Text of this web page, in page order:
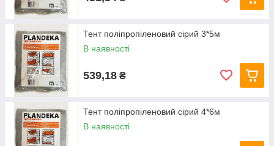
Тент поліпропіленовий сірий 3*5м
В наявності
539,18 ₴
Тент поліпропіленовий сірий 4*6м
В наявності